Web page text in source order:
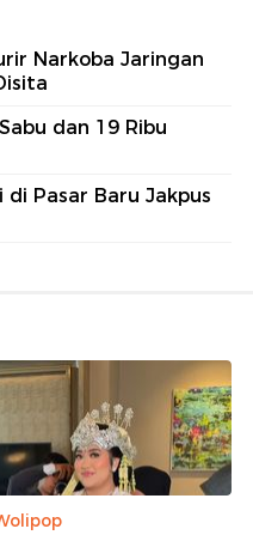
Narkoba Jaringan
dan 19 Ribu
Pasar Baru Jakpus